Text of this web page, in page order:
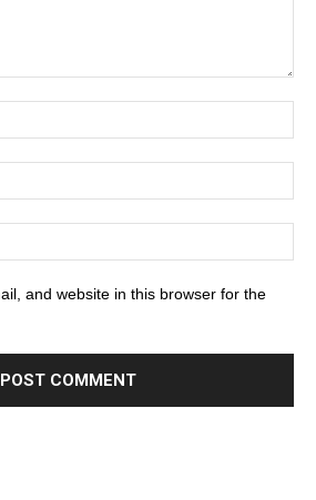
and website in this browser for the